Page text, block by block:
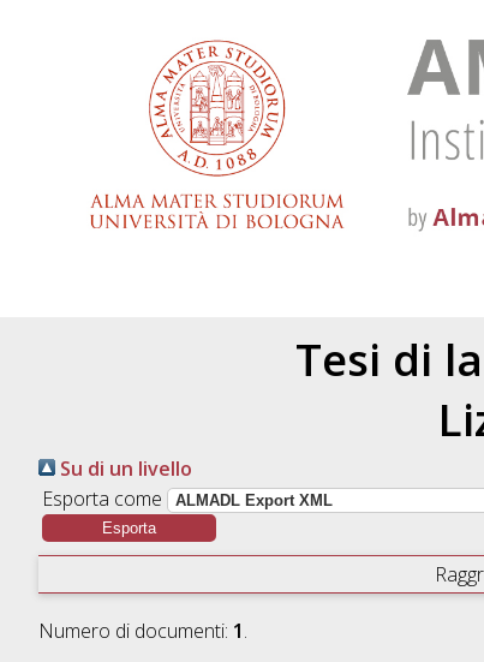
Tesi di
Su di un livello
Esporta come
Numero di documenti: 1.